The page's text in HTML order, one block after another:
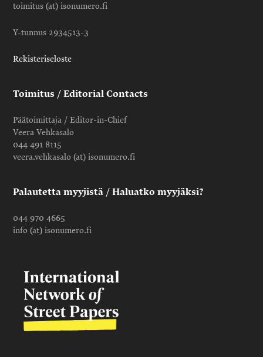
toimitus (at) isonumero.fi
Y-tunnus 2934513-3
Rekisteriseloste
Toimitus / Editorial Contacts
Päätoimittaja / Editor-in-Chief
Veera Vehkasalo
044 491 8115
veera.vehkasalo (at) isonumero.fi
Palautetta myyjistä / Haluatko myyjäksi?
044 970 4665
info (at) isonumero.fi